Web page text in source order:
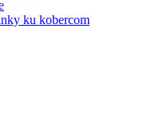
ku kobercom